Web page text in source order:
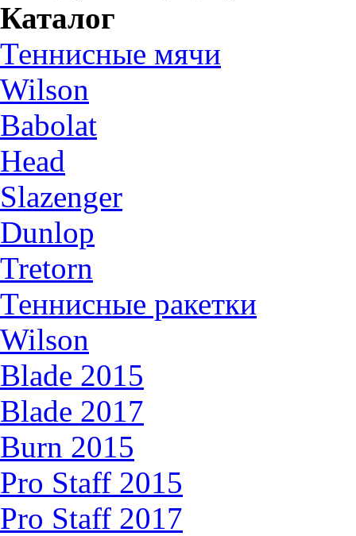
Каталог
Теннисные мячи
Wilson
Babolat
Head
Slazenger
Dunlop
Tretorn
Теннисные ракетки
Wilson
Blade 2015
Blade 2017
Burn 2015
Pro Staff 2015
Pro Staff 2017